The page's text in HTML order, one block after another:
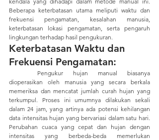
Beberapa keterbatasan utama meliputi waktu dan
frekuensi pengamatan, kesalahan manusia,
keterbatasan lokasi pengamatan, serta pengaruh
lingkungan terhadap hasil pengukuran.
Keterbatasan Waktu dan
Frekuensi Pengamatan:
dioperasikan oleh manusia yang secara berkala
memeriksa dan mencatat jumlah curah hujan yang
terkumpul. Proses ini umumnya dilakukan sekali
dalam 24 jam, yang artinya ada potensi kehilangan
data intensitas hujan yang bervariasi dalam satu hari.
Perubahan cuaca yang cepat dan hujan dengan
intensitas yang berbeda-beda memerlukan